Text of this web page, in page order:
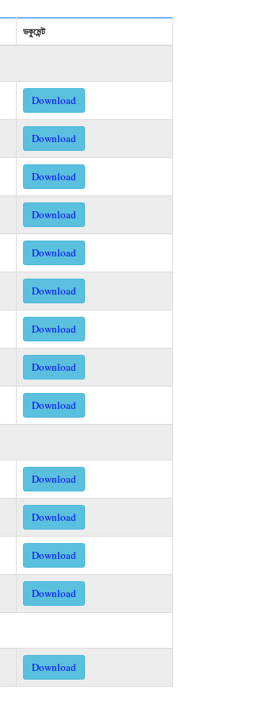
ডকুমেন্ট
Download
Download
Download
Download
Download
Download
Download
Download
Download
Download
Download
Download
Download
Download